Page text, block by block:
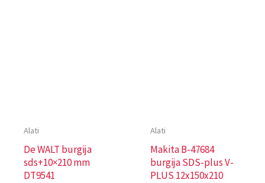
Alati
De WALT burgija
sds+10×210 mm
DT9541
Alati
Makita B-47684
burgija SDS-plus V-
PLUS 12x150x210